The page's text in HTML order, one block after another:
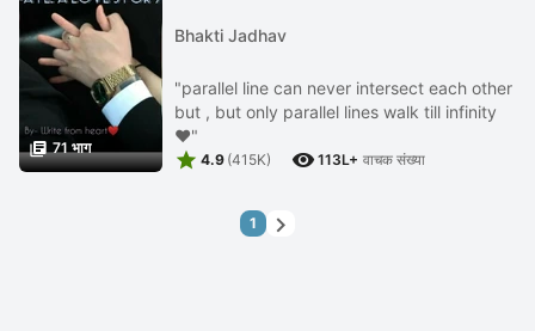
 71 भाग
Bhakti Jadhav
"parallel line can never intersect each other
but , but only parallel lines walk till infinity
❤"
 4.9 (415K)  113L+ वाचक संख्या
1 